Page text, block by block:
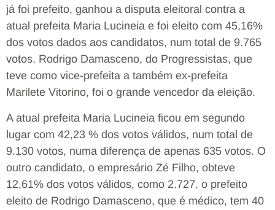
já foi prefeito, ganhou a disputa eleitoral contra a
atual prefeita Maria Lucineia e foi eleito com 45,16%
dos votos dados aos candidatos, num total de 9.765
votos. Rodrigo Damasceno, do Progressistas, que
teve como vice-prefeita a também ex-prefeita
Marilete Vitorino, foi o grande vencedor da eleição.
A atual prefeita Maria Lucineia ficou em segundo
lugar com 42,23 % dos votos válidos, num total de
9.130 votos, numa diferença de apenas 635 votos. O
outro candidato, o empresário Zé Filho, obteve
12,61% dos votos válidos, como 2.727. o prefeito
eleito de Rodrigo Damasceno, que é médico, tem 40